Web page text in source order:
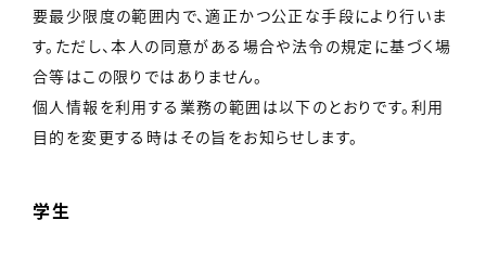
要最少限度の範囲内で、適正かつ公正な手段により行いま
す。ただし、本人の同意がある場合や法令の規定に基づく場
合等はこの限りではありません。
個人情報を利用する業務の範囲は以下のとおりです。利用
目的を変更する時はその旨をお知らせします。
学生